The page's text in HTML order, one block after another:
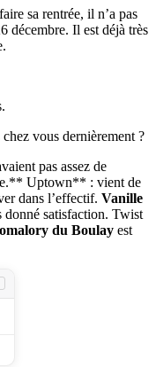
sa rentrée, il n’a pas
décembre. Il est déjà très
vous dernièrement ?
pas assez de
Uptown** : vient de
dans l’effectif. Vanille
donné satisfaction. Twist
du Boulay est